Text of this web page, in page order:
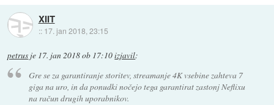
XIIT
:: 17. jan 2018, 23:15
petrus je 17. jan 2018 ob 17:10izjavil:
Gre se za garantiranje storitev, streamanje 4K vsebine zahteva 7
giga na uro, in da ponudki nočejo tega garantirat zastonj Neflixu
na račun drugih uporabnikov.